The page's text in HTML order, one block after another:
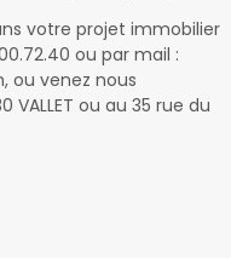
votre projet immobilier
ou par mail :
ou venez nous
ou au 35 rue du